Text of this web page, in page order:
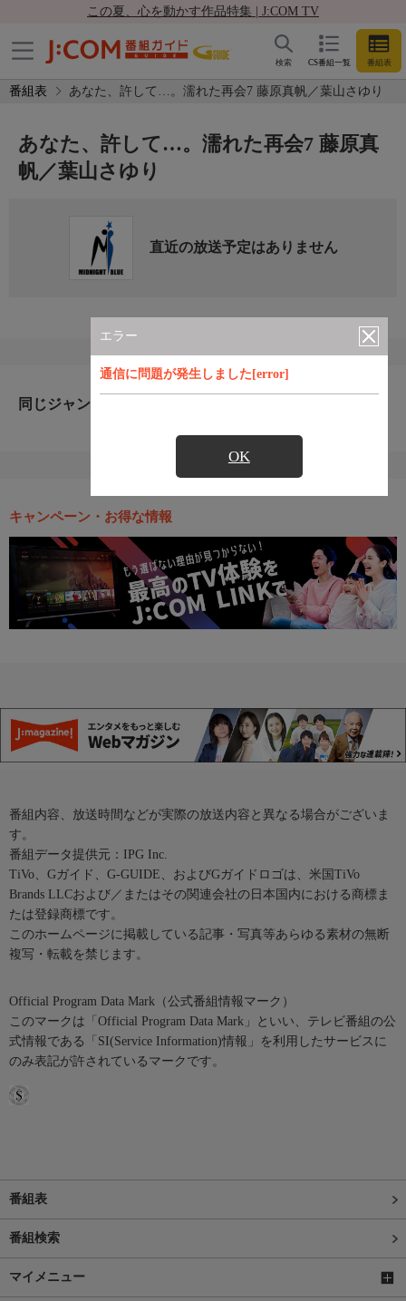
この夏、心を動かす作品特集 | J:COM TV
CS番組一覧 番組表
検索
番組表 あなた、許して…。濡れた再会7 藤原真帆／葉山さゆり
エラー
通信に問題が発生しました[error]
OK
あなた、許して…。濡れた再会7 藤原真
帆／葉山さゆり
直近の放送予定はありません
同じジャンルのおすすめ番組
キャンペーン・お得な情報
番組内容、放送時間などが実際の放送内容と異なる場合がございま
す。
番組データ提供元：IPG Inc.
TiVo、Gガイド、G-GUIDE、およびGガイドロゴは、米国TiVo
Brands LLCおよび／またはその関連会社の日本国内における商標ま
たは登録商標です。
このホームページに掲載している記事・写真等あらゆる素材の無断
複写・転載を禁じます。
Official Program Data Mark（公式番組情報マーク）
このマークは「Official Program Data Mark」といい、テレビ番組の公
式情報である「SI(Service Information)情報」を利用したサービスに
のみ表記が許されているマークです。
番組表
番組検索
マイメニュー